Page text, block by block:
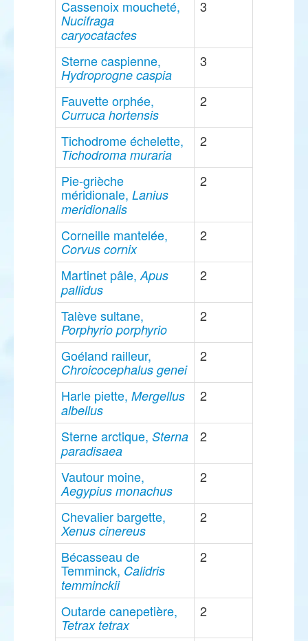
Cassenoix moucheté,
Nucifraga
caryocatactes
3
Sterne caspienne,
Hydroprogne caspia
3
Fauvette orphée,
Curruca hortensis
2
Tichodrome échelette,
Tichodroma muraria
2
Pie-grièche
méridionale, Lanius
meridionalis
2
Corneille mantelée,
Corvus cornix
2
Martinet pâle, Apus
pallidus
2
Talève sultane,
Porphyrio porphyrio
2
Goéland railleur,
Chroicocephalus genei
2
Harle piette, Mergellus
albellus
2
Sterne arctique, Sterna
paradisaea
2
Vautour moine,
Aegypius monachus
2
Chevalier bargette,
Xenus cinereus
2
Bécasseau de
Temminck, Calidris
temminckii
2
Outarde canepetière,
Tetrax tetrax
2